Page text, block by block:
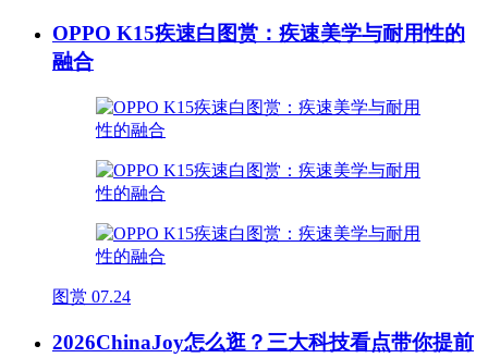
OPPO K15疾速白图赏：疾速美学与耐用性的
融合
图赏 07.24
2026ChinaJoy怎么逛？三大科技看点带你提前